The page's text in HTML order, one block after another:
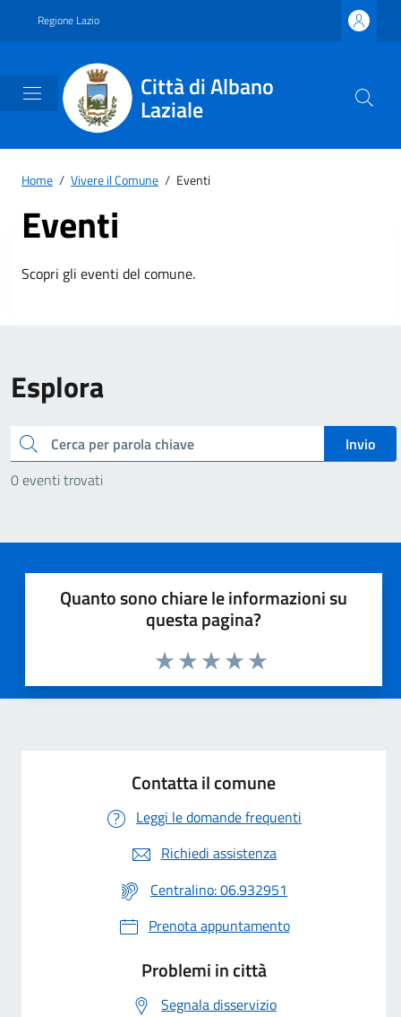
Regione Lazio
Città di Albano
Laziale
Home / Vivere il Comune / Eventi
Eventi
Scopri gli eventi del comune.
Esplora
Cerca
Invio
0 eventi trovati
Quanto sono chiare le informazioni su
questa pagina?
Valuta 5 stelle su 5
Valuta 4 stelle su 5
Valuta 3 stelle su 5
Valuta 2 stelle su 5
Valuta 1 stelle su 5
Contatta il comune
Leggi le domande frequenti
Richiedi assistenza
Centralino: 06.932951
Prenota appuntamento
Problemi in città
Segnala disservizio